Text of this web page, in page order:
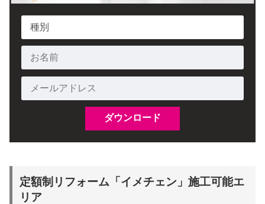
定額制リフォーム「イメチェン」施工可能エ
リア